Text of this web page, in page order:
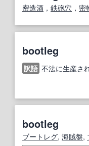
密造酒 ， 鉄砲穴 ， 密
bootleg
訳語 不法に生産さ
bootleg
ブートレグ, 海賊盤,